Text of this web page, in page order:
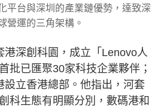
平台與深圳的產業鏈優勢，達致深
營運的三角架構。
港深創科園，成立「Lenovo人
批已匯聚30家科技企業夥伴；
設立香港總部。他指出，河套
科生態有明顯分別，數碼港和